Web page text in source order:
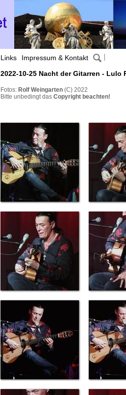
Links Impressum & Kontakt
2022-10-25 Nacht der Gitarren - Lulo
Fotos: Rolf Weingarten(C) 2022
Bitte unbedingt das Copyright beachten!